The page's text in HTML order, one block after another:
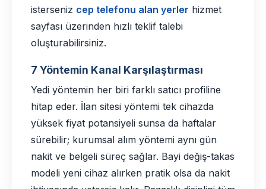
isterseniz cep telefonu alan yerler hizmet
sayfası üzerinden hızlı teklif talebi
oluşturabilirsiniz.
7 Yöntemin Kanal Karşılaştırması
Yedi yöntemin her biri farklı satıcı profiline
hitap eder. İlan sitesi yöntemi tek cihazda
yüksek fiyat potansiyeli sunsa da haftalar
sürebilir; kurumsal alım yöntemi aynı gün
nakit ve belgeli süreç sağlar. Bayi değiş-takas
modeli yeni cihaz alırken pratik olsa da nakit